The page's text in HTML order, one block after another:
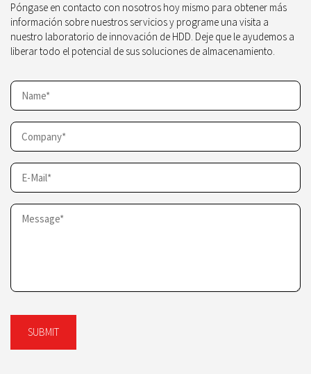
Póngase en contacto con nosotros hoy mismo para obtener más
información sobre nuestros servicios y programe una visita a
nuestro laboratorio de innovación de HDD. Deje que le ayudemos a
liberar todo el potencial de sus soluciones de almacenamiento.
SUBMIT